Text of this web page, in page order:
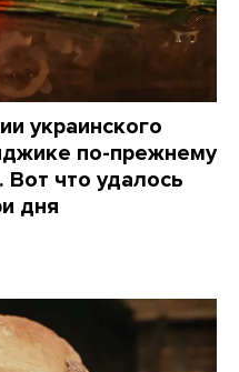
украинского
по-прежнему
Вот что удалось
дня